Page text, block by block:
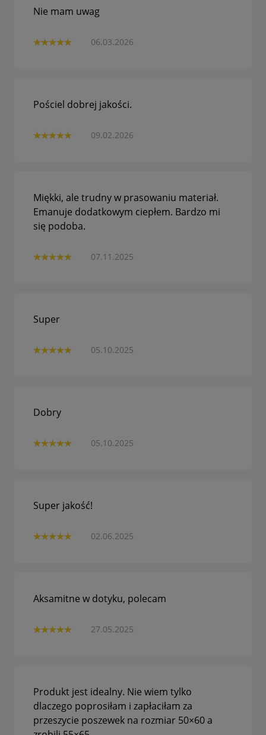
06.03.2026
Nie mam uwag
09.02.2026
Pościel dobrej jakości.
07.11.2025
Miękki, ale trudny w prasowaniu materiał.
Emanuje dodatkowym ciepłem. Bardzo mi
się podoba.
05.10.2025
Super
05.10.2025
Dobry
02.06.2025
Super jakość!
27.05.2025
Aksamitne w dotyku, polecam
Produkt jest idealny. Nie wiem tylko
dlaczego poprosiłam i zapłaciłam za
przeszycie poszewek na rozmiar 50×60 a